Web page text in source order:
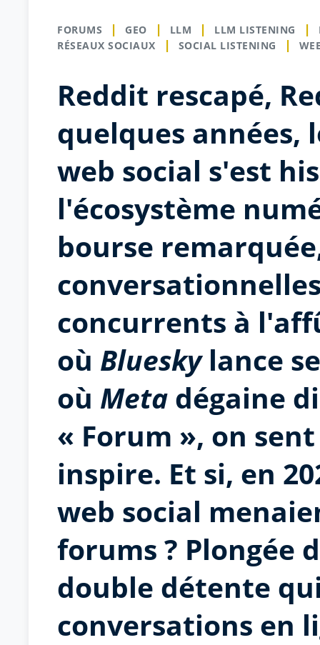
FORUMS GEO LLM LLM LISTENING
RÉSEAUX SOCIAUX
SOCIAL LISTENING
Reddit rescapé,
quelques années,
web social s'est
l'écosystème
bourse
concurrents à
où Blueskylance
où Meta dégaine
« Forum », on
inspire. Et si, en
web social
forums ? Plongée
double détente
conversations en